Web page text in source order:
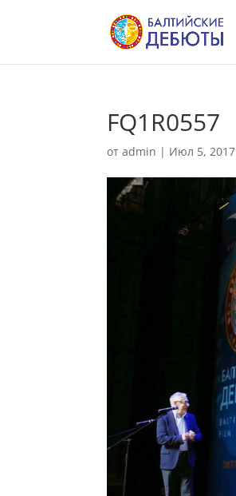
FQ1R0557
отadmin | Июл 5, 2017